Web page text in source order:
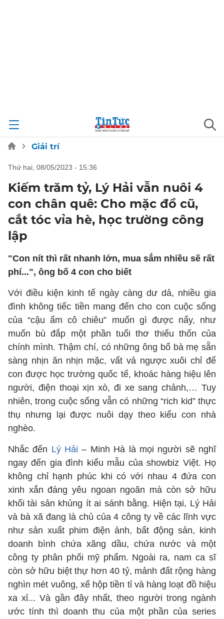
Giải trí
thứ hai, 08/05/2023 - 15:36
Kiếm trăm tỷ, Lý Hải vẫn nuôi 4
con chân quê: Cho mặc đồ cũ,
cắt tóc vỉa hè, học trường công
lập
"Con nít thì rất nhanh lớn, mua sắm nhiều sẽ rất
phí...", ông bố 4 con cho biết
Với điều kiện kinh tế ngày càng dư dả, nhiều gia
đình không tiếc tiền mang đến cho con cuộc sống
của “cậu ấm cô chiêu” muốn gì được nấy, như
muốn bù đắp một phần tuổi thơ thiếu thốn của
chính mình. Thậm chí, có những ông bố bà mẹ sẵn
sàng nhịn ăn nhịn mặc, vất vả ngược xuôi chỉ để
con được học trường quốc tế, khoác hàng hiệu lên
người, điện thoại xịn xò, đi xe sang chảnh,… Tuy
nhiên, trong cuộc sống vẫn có những “rich kid” thực
thụ nhưng lại được nuôi dạy theo kiểu con nhà
nghèo.
Nhắc đến Lý Hải– Minh Hà là mọi người sẽ nghĩ
ngay đến gia đình kiểu mẫu của showbiz Việt. Họ
không chỉ hạnh phúc khi có với nhau 4 đứa con
xinh xắn đáng yêu ngoan ngoãn mà còn sở hữu
khối tài sản khủng ít ai sánh bằng. Hiện tại, Lý Hải
và bà xã đang là chủ của 4 công ty về các lĩnh vực
như sản xuất phim điện ảnh, bất động sản, kinh
doanh bình chứa xăng dầu, chứa nước và một
công ty phân phối mỹ phẩm. Ngoài ra, nam ca sĩ
còn sở hữu biệt thự hơn 40 tỷ, mảnh đất rộng hàng
nghìn mét vuông, xế hộp tiền tỉ và hàng loạt đồ hiệu
xa xỉ... Và gần đây nhất, theo người trong ngành
ước tính thì doanh thu của một phần của series